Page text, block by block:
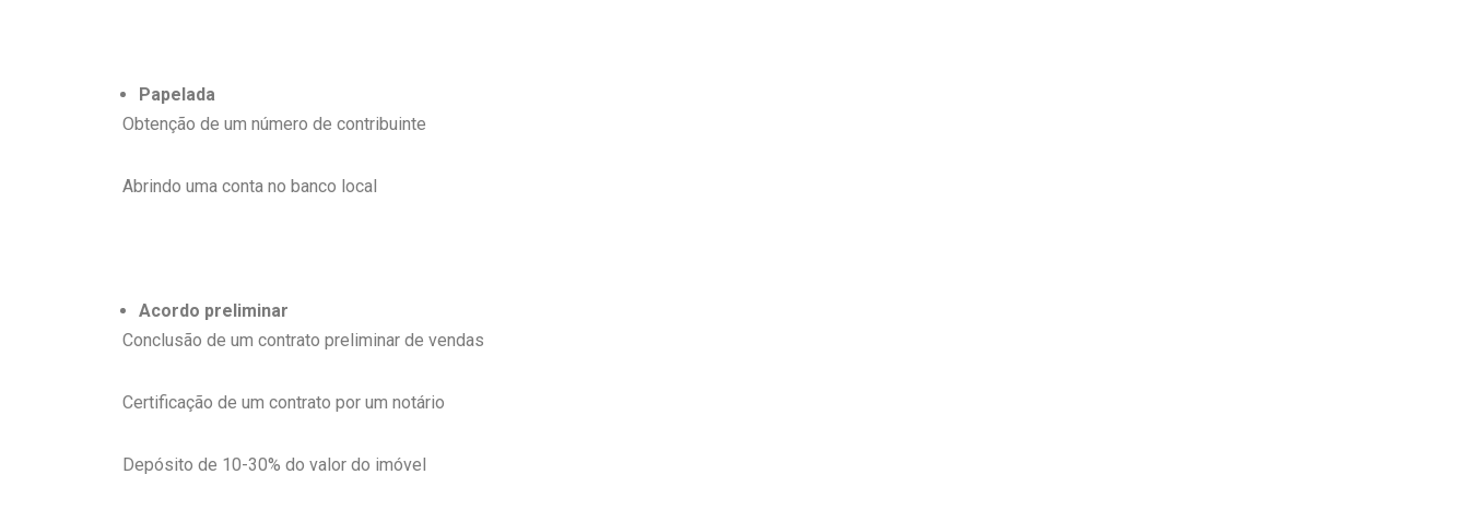
Papelada
Obtenção de um número de contribuinte
Abrindo uma conta no banco local
Acordo preliminar
Conclusão de um contrato preliminar de vendas
Certificação de um contrato por um notário
Depósito de 10-30% do valor do imóvel